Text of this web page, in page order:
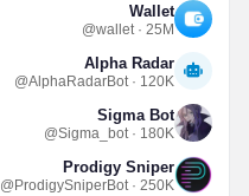
Wallet
@wallet · 25M
Alpha Radar
@AlphaRadarBot · 120K
Sigma Bot
@Sigma_bot · 180K
Prodigy Sniper
@ProdigySniperBot · 250K